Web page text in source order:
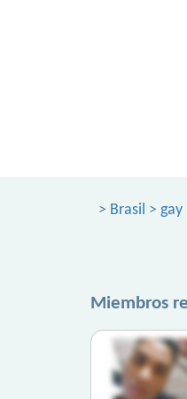
> Brasil > gay
Miembros